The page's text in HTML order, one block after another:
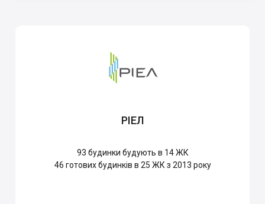
РІЕЛ
93 будинки будують в 14 ЖК
46 готових будинків в 25 ЖК з 2013 року